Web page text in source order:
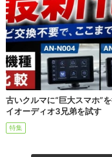
古いクルマに“巨大スマホ”
イオーディオ3兄弟を試す
特集